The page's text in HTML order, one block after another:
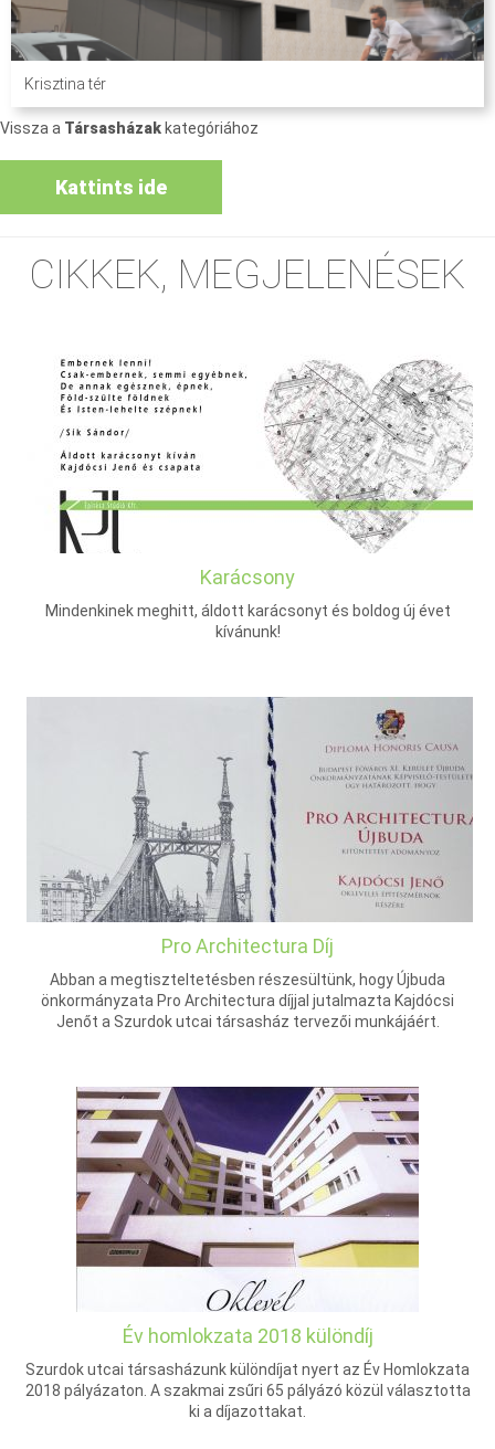
Krisztina tér
Vissza a Társasházak kategóriához
Kattints ide
CIKKEK, MEGJELENÉSEK
Karácsony
Mindenkinek meghitt, áldott karácsonyt és boldog új évet
kívánunk!
Pro Architectura Díj
Abban a megtiszteltetésben részesültünk, hogy Újbuda
önkormányzata Pro Architectura díjjal jutalmazta Kajdócsi
Jenőt a Szurdok utcai társasház tervezői munkájáért.
Év homlokzata 2018 különdíj
Szurdok utcai társasházunk különdíjat nyert az Év Homlokzata
2018 pályázaton. A szakmai zsűri 65 pályázó közül választotta
ki a díjazottakat.